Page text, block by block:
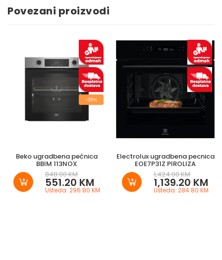
Povezani proizvodi
-35%
Beko ugradbena pećnica
BBIM 113NOX
848.00 KM
551.20 KM
Ušteda: 296.80 KM
Electrolux ugradbena pecnica
EOE7P31Z PIROLIZA
1,424.00 KM
1,139.20 KM
Ušteda: 284.80 KM